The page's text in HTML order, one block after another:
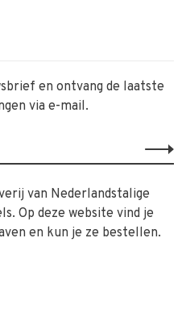
en ontvang de laatste
via e-mail.
van Nederlandstalige
Op deze website vind je
en kun je ze bestellen.